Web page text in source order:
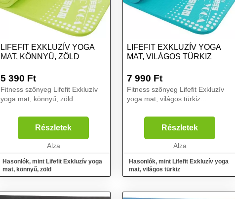
LIFEFIT EXKLUZÍV YOGA
MAT, KÖNNYŰ, ZÖLD
5 390 Ft
Fitness szőnyeg Lifefit Exkluzív
yoga mat, könnyű, zöld...
Részletek
Alza
Hasonlók, mint Lifefit Exkluzív yoga
mat, könnyű, zöld
LIFEFIT EXKLUZÍV YOGA
MAT, VILÁGOS TÜRKIZ
7 990 Ft
Fitness szőnyeg Lifefit Exkluzív
yoga mat, világos türkiz...
Részletek
Alza
Hasonlók, mint Lifefit Exkluzív yoga
mat, világos türkiz